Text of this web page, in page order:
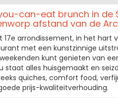
can-eat brunch in de
afstand van de
17e arrondissement, in het hart
met een kunstzinnige
kunt genieten van
staat alles huisgemaakt en
quiches, comfort food,
prijs-kwaliteitverhouding.